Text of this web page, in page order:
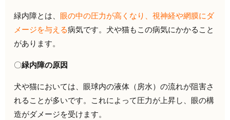
緑内障とは、 眼の中の圧力が高くなり、視神経や網膜にダ
メージを与える病気です。犬や猫もこの病気にかかること
があります。
〇緑内障の原因
犬や猫においては、眼球内の液体（房水）の流れが阻害さ
れることが多いです。これによって圧力が上昇し、眼の構
造がダメージを受けます。